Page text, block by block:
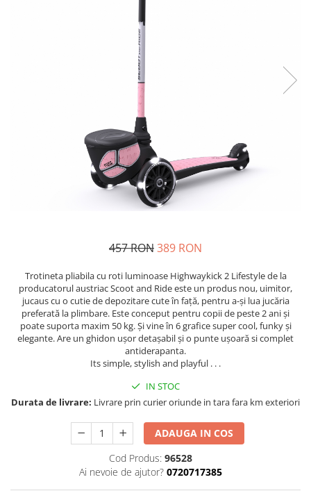
Costume pentru Halloween
457 RON389 RON
Trotineta pliabila cu roti luminoase Highwaykick 2 Lifestyle de la
producatorul austriac Scoot and Ride este un produs nou, uimitor,
jucaus cu o cutie de depozitare cute în față, pentru a-și lua jucăria
preferată la plimbare. Este conceput pentru copii de peste 2 ani și
poate suporta maxim 50 kg. Și vine în 6 grafice super cool, funky și
elegante. Are un ghidon ușor detașabil și o punte ușoară si complet
antiderapanta.
Its simple, stylish and playful . . .
IN STOC
Durata de livrare: Livrare prin curier oriunde in tara fara km exteriori
ADAUGA IN COS
Cod Produs: 96528
Ai nevoie de ajutor? 0720717385